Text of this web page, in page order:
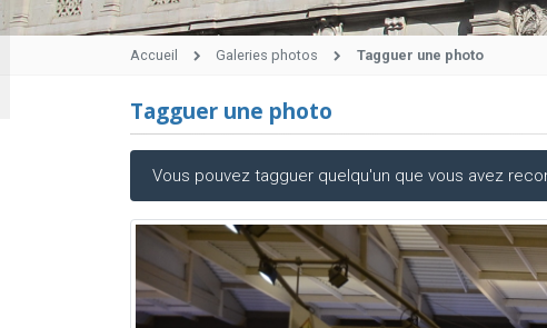
Accueil Galeries photos Tagguer une photo
Tagguer une photo
Vous pouvez tagguer quelqu'un que vous avez